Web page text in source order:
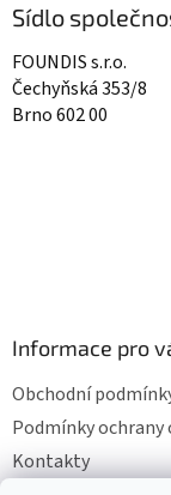
Sídlo
FOUNDIS s.r.o.
Čechyňská 353/8
Brno 602 00
Informace pro
Obchodní
Podmínky ochrany
Kontakty